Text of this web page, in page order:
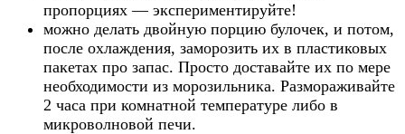
пропорциях — экспериментируйте!
можно делать двойную порцию булочек, и потом,
после охлаждения, заморозить их в пластиковых
пакетах про запас. Просто доставайте их по мере
необходимости из морозильника. Размораживайте
2 часа при комнатной температуре либо в
микроволновой печи.